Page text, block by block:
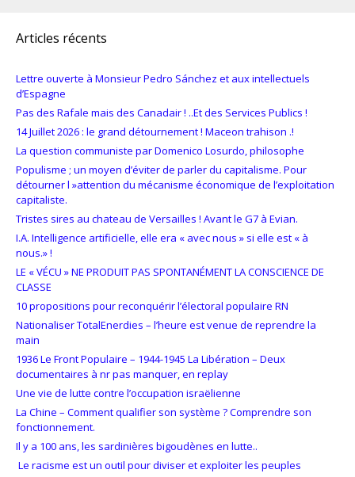
Articles récents
Lettre ouverte à Monsieur Pedro Sánchez et aux intellectuels
d’Espagne
Pas des Rafale mais des Canadair ! ..Et des Services Publics !
14 Juillet 2026 : le grand détournement ! Maceon trahison .!
La question communiste par Domenico Losurdo, philosophe
Populisme ; un moyen d’éviter de parler du capitalisme. Pour
détourner l »attention du mécanisme économique de l’exploitation
capitaliste.
Tristes sires au chateau de Versailles ! Avant le G7 à Evian.
I.A. Intelligence artificielle, elle era « avec nous » si elle est « à
nous.» !
LE « VÉCU » NE PRODUIT PAS SPONTANÉMENT LA CONSCIENCE DE
CLASSE
10 propositions pour reconquérir l’électoral populaire RN
Nationaliser TotalEnerdies – l’heure est venue de reprendre la
main
1936 Le Front Populaire – 1944-1945 La Libération – Deux
documentaires à nr pas manquer, en replay
Une vie de lutte contre l’occupation israëlienne
La Chine – Comment qualifier son système ? Comprendre son
fonctionnement.
Il y a 100 ans, les sardinières bigoudènes en lutte..
Le racisme est un outil pour diviser et exploiter les peuples